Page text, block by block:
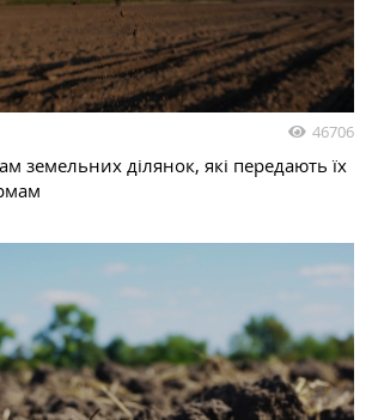
46706
земельних ділянок, які передають їх